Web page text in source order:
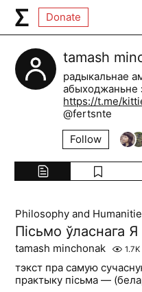
Donate
tamash
радыкальнае
абыходжаньне
https://t.me/
@fertsnte
Follow
Philosophy and
Пісьмо ўласнага Я
tamash minchonak 1.7K
тэкст пра самую
практыку пісьма —